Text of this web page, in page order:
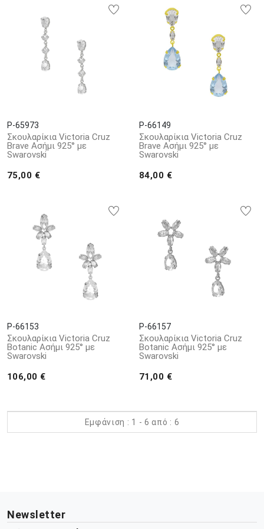
P-65973
Σκουλαρίκια Victoria Cruz
Brave Ασήμι 925° με
Swarovski
75,00 €
P-66149
Σκουλαρίκια Victoria Cruz
Brave Ασήμι 925° με
Swarovski
84,00 €
P-66153
Σκουλαρίκια Victoria Cruz
Botanic Ασήμι 925° με
Swarovski
106,00 €
P-66157
Σκουλαρίκια Victoria Cruz
Botanic Ασήμι 925° με
Swarovski
71,00 €
Εμφάνιση : 1 - 6 από : 6
Newsletter